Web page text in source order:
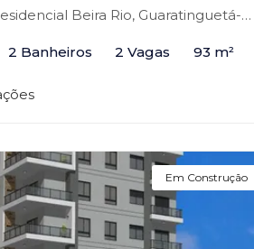
Beira Rio, Guaratinguetá-SP
2 Banheiros 2 Vagas 93 m²
Em Construção